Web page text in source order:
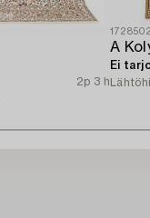
2p 3 h
Ei